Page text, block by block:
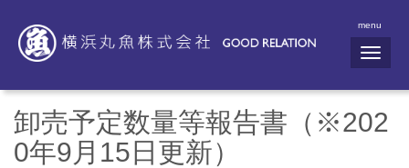
menu
N
a
i
g
a
卸売予定数量等報告書（※202
0年9月15日更新）